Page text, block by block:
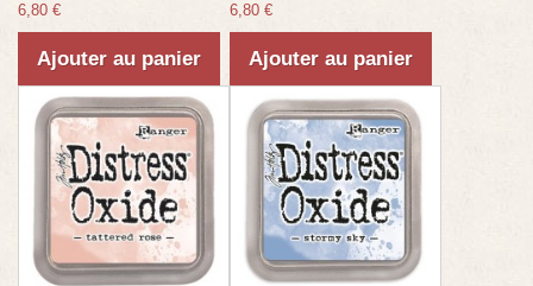
6,80 €
Ajouter au panier
6,80 €
Ajouter au panier